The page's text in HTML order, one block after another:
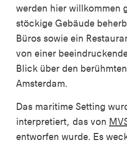
werden hier willkommen
stöckige Gebäude
Büros sowie ein
von einer
Blick über den
Amsterdam.
Das maritime Setting
interpretiert, das von
entworfen wurde. Es